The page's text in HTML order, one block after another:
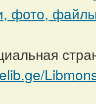
фото,